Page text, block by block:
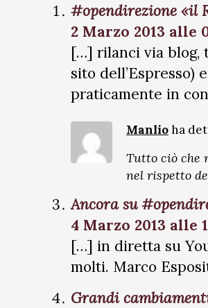
#opendirezione «il
2 Marzo 2013 alle
[…] rilanci via blog,
sito dell’Espresso)
praticamente in
Manlioha
Tutto ciò che
nel rispetto
Ancora su
4 Marzo 2013 alle
[…] in diretta su
molti. Marco
Grandi